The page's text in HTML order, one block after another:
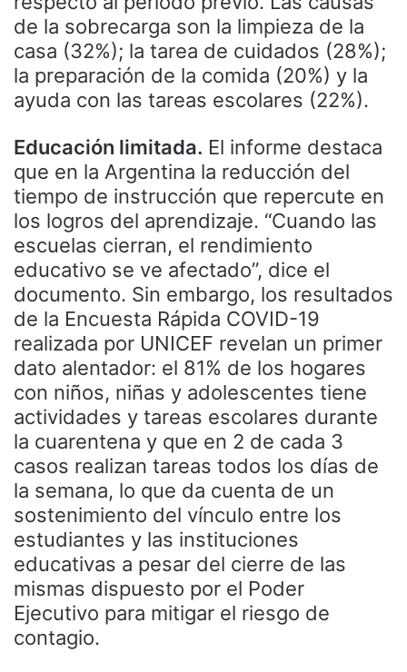
de la sobrecarga son la limpieza de la
casa (32%); la tarea de cuidados (28%);
la preparación de la comida (20%) y la
ayuda con las tareas escolares (22%).
Educación limitada. El informe destaca
que en la Argentina la reducción del
tiempo de instrucción que repercute en
los logros del aprendizaje. “Cuando las
escuelas cierran, el rendimiento
educativo se ve afectado”, dice el
documento. Sin embargo, los resultados
de la Encuesta Rápida COVID-19
realizada por UNICEF revelan un primer
dato alentador: el 81% de los hogares
con niños, niñas y adolescentes tiene
actividades y tareas escolares durante
la cuarentena y que en 2 de cada 3
casos realizan tareas todos los días de
la semana, lo que da cuenta de un
sostenimiento del vínculo entre los
estudiantes y las instituciones
educativas a pesar del cierre de las
mismas dispuesto por el Poder
Ejecutivo para mitigar el riesgo de
contagio.